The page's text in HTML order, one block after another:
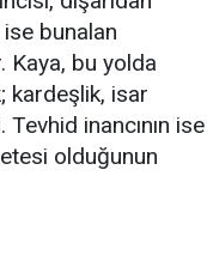
bunalan
Kaya, bu yolda
kardeşlik, isar
inancının ise
olduğunun